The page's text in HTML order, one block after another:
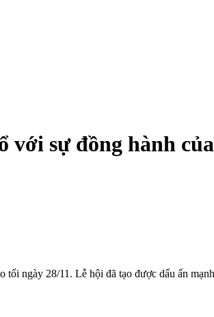
với sự đồng hành
ngày 28/11. Lễ hội đã tạo được dấu ấn